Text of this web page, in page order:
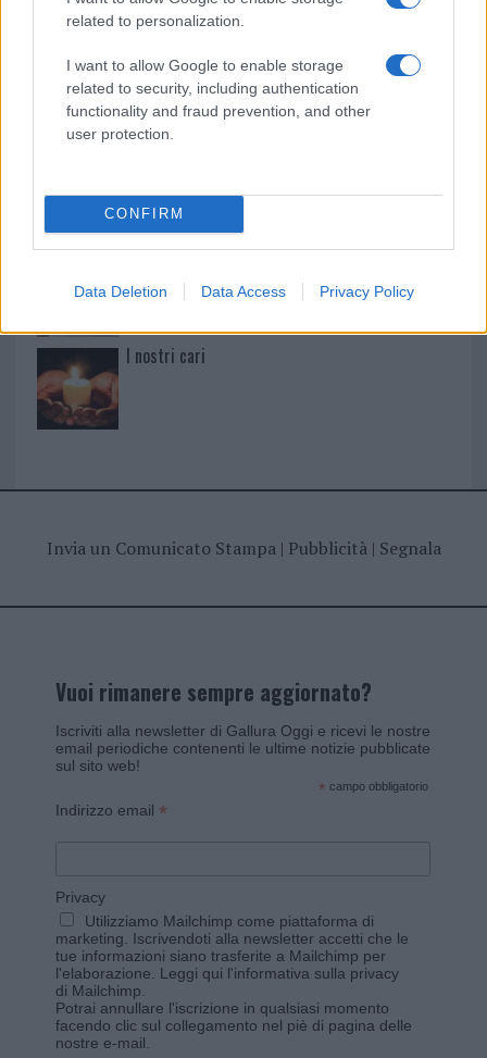
related to personalization.
I want to allow Google to enable storage
related to security, including authentication
functionality and fraud prevention, and other
user protection.
CONFIRM
Data Deletion Data Access Privacy Policy
Maria Cucciari
I nostri cari
Invia un Comunicato Stampa| Pubblicità| Segnala
Vuoi rimanere sempre aggiornato?
Iscriviti alla newsletter di Gallura Oggi e ricevi le nostre
email periodiche contenenti le ultime notizie pubblicate
sul sito web!
* campo obbligatorio
Indirizzo email *
Privacy
Utilizziamo Mailchimp come piattaforma di
marketing. Iscrivendoti alla newsletter accetti che le
tue informazioni siano trasferite a Mailchimp per
l'elaborazione. Leggi qui l'informativa sulla privacy
di Mailchimp
Potrai annullare l'iscrizione in qualsiasi momento
facendo clic sul collegamento nel piè di pagina delle
nostre e-mail.